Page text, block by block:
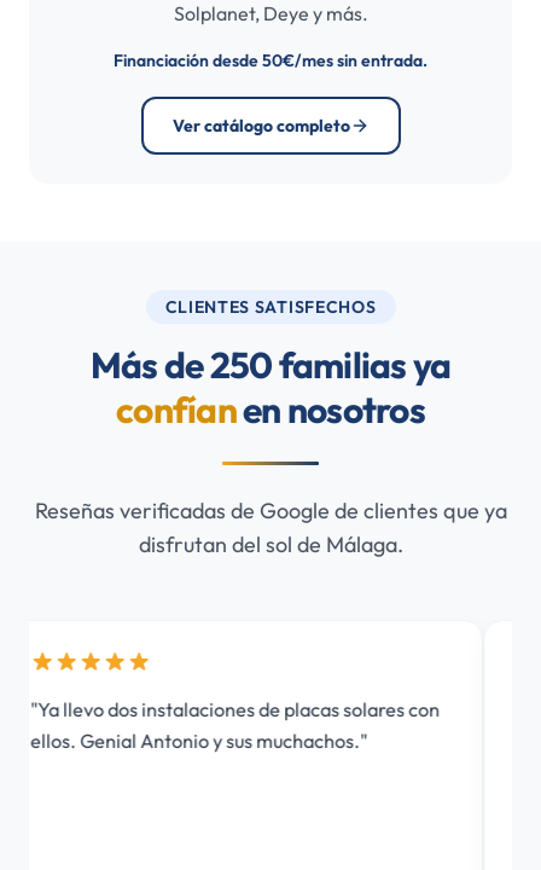
Solplanet, Deye y más.
Financiación desde 50€/mes sin entrada.
Ver catálogo completo
CLIENTES SATISFECHOS
Más de 250 familias ya
confíanen nosotros
Reseñas verificadas de Google de clientes que ya
disfrutan del sol de Málaga.
"Ya llevo dos instalaciones de placas solares con
ellos. Genial Antonio y sus muchachos."